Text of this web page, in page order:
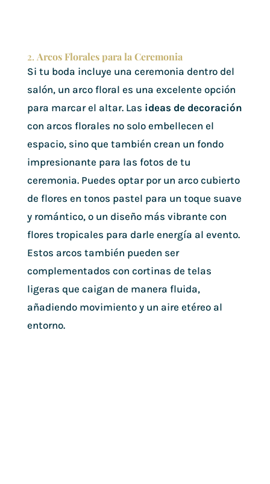
2. Arcos Florales para la Ceremonia
Si tu boda incluye una ceremonia dentro del
salón, un arco floral es una excelente opción
para marcar el altar. Las ideas de decoración
con arcos florales no solo embellecen el
espacio, sino que también crean un fondo
impresionante para las fotos de tu
ceremonia. Puedes optar por un arco cubierto
de flores en tonos pastel para un toque suave
y romántico, o un diseño más vibrante con
flores tropicales para darle energía al evento.
Estos arcos también pueden ser
complementados con cortinas de telas
ligeras que caigan de manera fluida,
añadiendo movimiento y un aire etéreo al
entorno.